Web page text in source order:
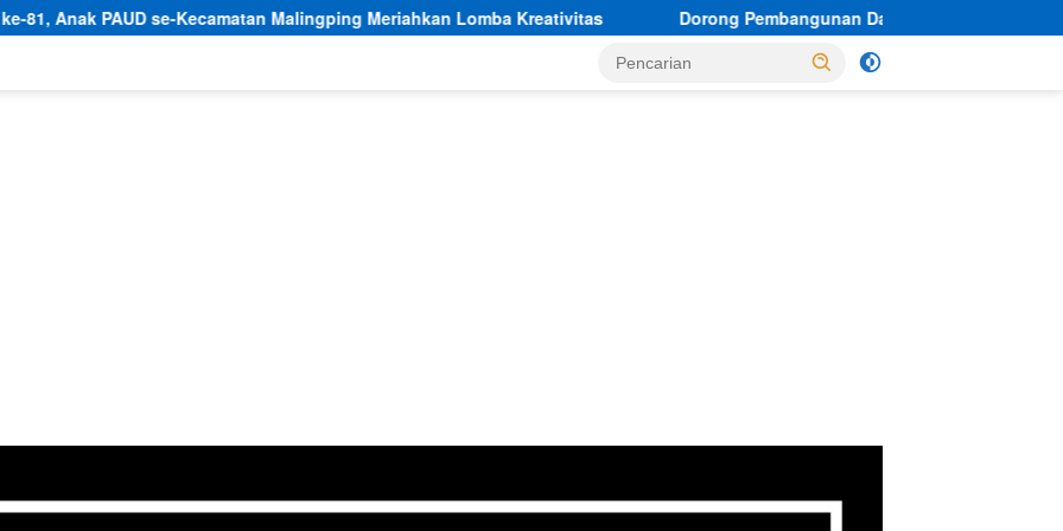
Kecamatan Malingping Meriahkan Lomba Kreativitas Dorong Pembangunan Daerah, Ketua PWI Banten Kunjungi Sekber